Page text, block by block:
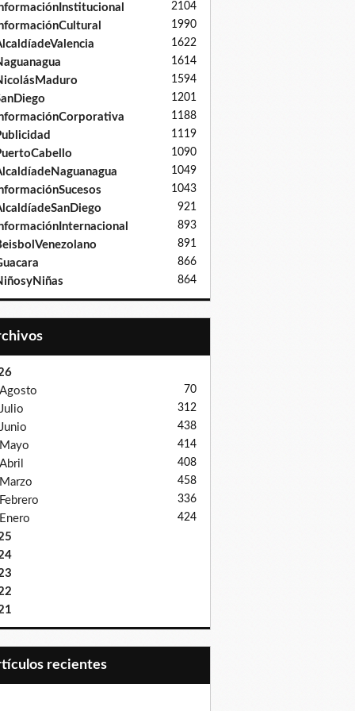
2104
1990
1622
1614
1594
1201
1188
1119
1090
1049
1043
921
893
891
866
864
Agosto
70
Julio 312
Junio 438
Mayo 414
Abril 408
Marzo 458
Febrero 336
Enero 424
recientes